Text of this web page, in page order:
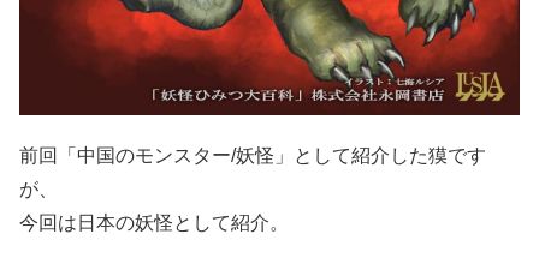
前回「中国のモンスター/妖怪」として紹介した獏です
が、
今回は日本の妖怪として紹介。